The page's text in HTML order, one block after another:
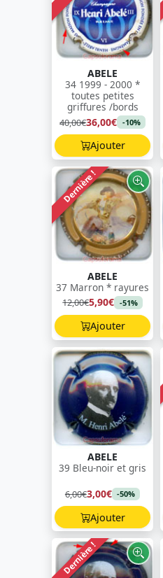
ABELE
34 1999 - 2000 *
toutes petites
griffures /bords
40,00€36,00€ -10%
Ajouter
Dernière !
ABELE
37 Marron * rayures
12,00€5,90€ -51%
Ajouter
ABELE
39 Bleu-noir et gris
6,00€3,00€ -50%
Ajouter
Dernière !